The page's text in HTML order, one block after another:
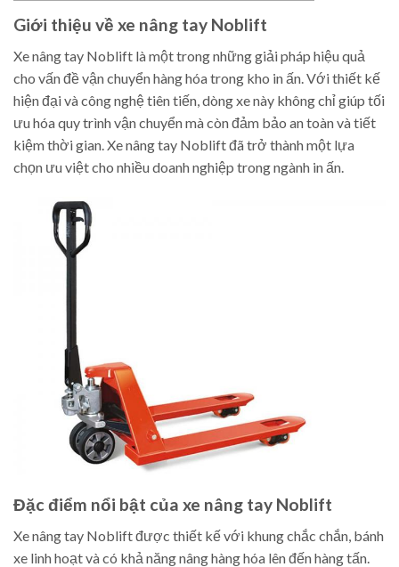
Giới thiệu về xe nâng tay Noblift
Xe nâng tay Noblift là một trong những giải pháp hiệu quả
cho vấn đề vận chuyển hàng hóa trong kho in ấn. Với thiết kế
hiện đại và công nghệ tiên tiến, dòng xe này không chỉ giúp tối
ưu hóa quy trình vận chuyển mà còn đảm bảo an toàn và tiết
kiệm thời gian. Xe nâng tay Noblift đã trở thành một lựa
chọn ưu việt cho nhiều doanh nghiệp trong ngành in ấn.
Đặc điểm nổi bật của xe nâng tay Noblift
Xe nâng tay Noblift được thiết kế với khung chắc chắn, bánh
xe linh hoạt và có khả năng nâng hàng hóa lên đến hàng tấn.